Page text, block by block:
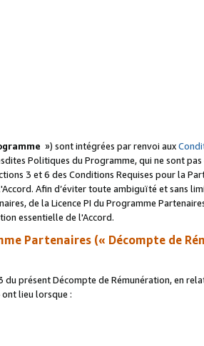
») sont intégrées par renvoi aux
Politiques du Programme, qui ne sont
3 et 6 des Conditions Requises pour la
Afin d’éviter toute ambiguïté et sans
de la Licence PI du Programme
essentielle de l'Accord.
Partenaires (« Décompte de
présent Décompte de Rémunération, en
ont lieu lorsque :